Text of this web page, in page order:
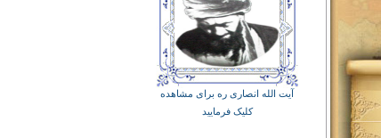
آیت الله انصاری ره برای مشاهده
کلیک فرمایید